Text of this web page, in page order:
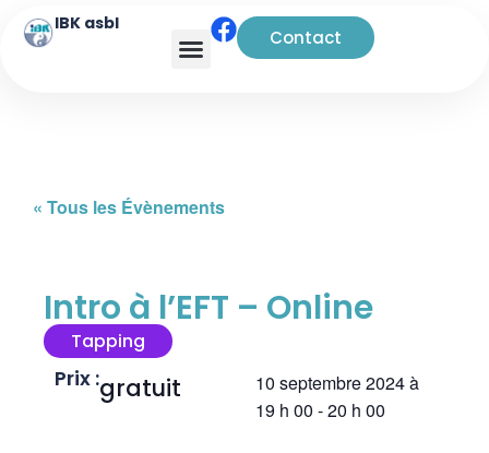
IBK asbl
Contact
« Tous les Évènements
Intro à l’EFT – Online
Tapping
Prix :gratuit 10 septembre 2024à
19 h 00 -20 h 00